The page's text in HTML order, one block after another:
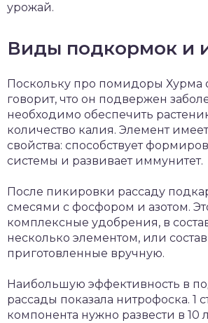
урожай.
Виды подкормок и
Поскольку про помидоры Хурма
говорит, что он подвержен
необходимо обеспечить
количество калия. Элемент
свойства: способствует
системы и развивает иммунитет.
После пикировки рассаду
смесями с фосфором и азотом.
комплексные удобрения, в
несколько элементом, или
приготовленные вручную.
Наибольшую эффективность в
рассады показала нитрофоска. 1
компонента нужно развести в 10